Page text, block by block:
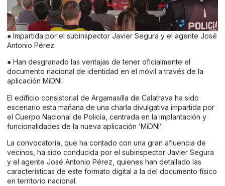
● Impartida por el subinspector Javier Segura y el agente José
Antonio Pérez
● Han desgranado las ventajas de tener oficialmente el
documento nacional de identidad en el móvil a través de la
aplicación MiDNI
El edificio consistorial de Argamasilla de Calatrava ha sido
escenario esta mañana de una charla divulgativa impartida por
el Cuerpo Nacional de Policía, centrada en la implantación y
funcionalidades de la nueva aplicación ‘MiDNI’.
La convocatoria, que ha contado con una gran afluencia de
vecinos, ha sido conducida por el subinspector Javier Segura
y el agente José Antonio Pérez, quienes han detallado las
características de este formato digital a la del documento físico
en territorio nacional.